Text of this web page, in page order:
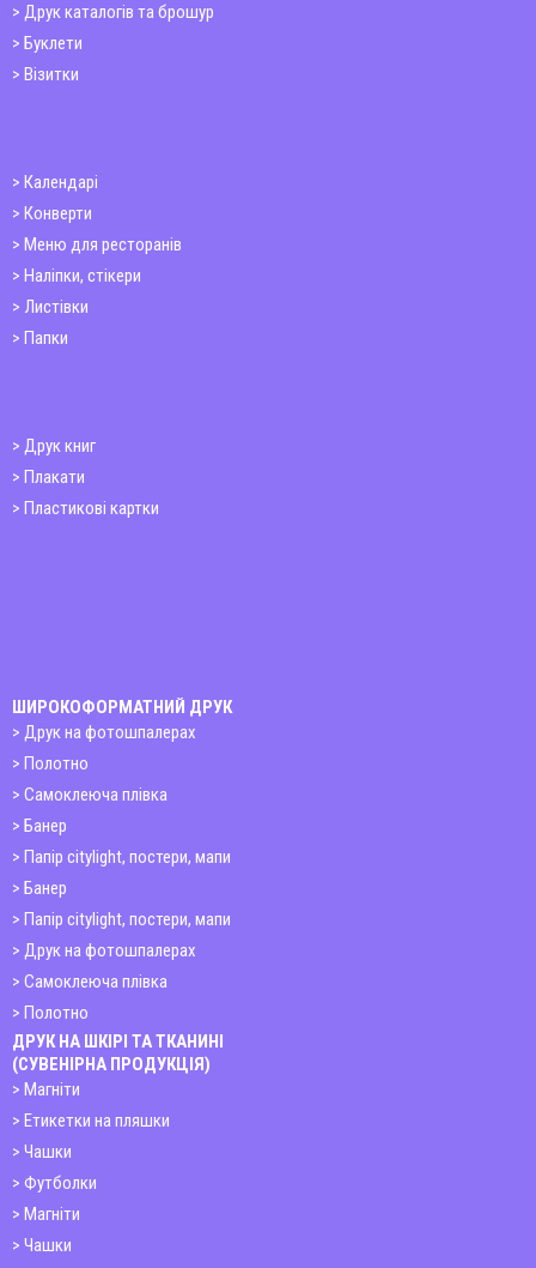
Друк каталогів та брошур
Буклети
Візитки
Календарі
Конверти
Меню для ресторанів
Наліпки, стікери
Листівки
Папки
Друк книг
Плакати
Пластикові картки
ШИРОКОФОРМАТНИЙ ДРУК
Друк на фотошпалерах
Полотно
Самоклеюча плівка
Банер
Папір citylight, постери, мапи
Банер
Папір citylight, постери, мапи
Друк на фотошпалерах
Самоклеюча плівка
Полотно
ДРУК НА ШКІРІ ТА ТКАНИНІ
(СУВЕНІРНА ПРОДУКЦІЯ)
Магніти
Етикетки на пляшки
Чашки
Футболки
Магніти
Чашки